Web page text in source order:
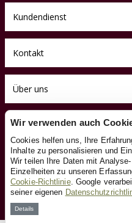
Kundendienst
Kontakt
Über uns
Toyfan BV
HolzeisenbahnXL.de
Klosterstiege 50
48599 Gronau
Tel.: 0031-541-228002
Facebook
Instagram
Wir verwenden auch
Cookies helfen uns, Ihre
Inhalte zu personalisieren und
Wir teilen Ihre Daten mit
Einzelheiten zu unseren
Cookie-Richtlinie. Google
seiner eigenen
Details